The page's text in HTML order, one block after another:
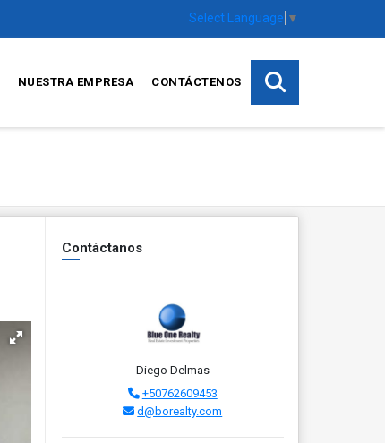
Select Language ▼
NUESTRA EMPRESA CONTÁCTENOS
Contáctanos
Diego Delmas
+50762609453
d@borealty.com